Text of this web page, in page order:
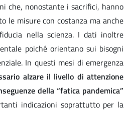
che, nonostante i sacrifici, hanno
le misure con costanza ma anche
nella scienza. I dati inoltre
poiché orientano sui bisogni
In questi mesi di emergenza
alzare il livello di attenzione
della “fatica pandemica”
indicazioni soprattutto per la